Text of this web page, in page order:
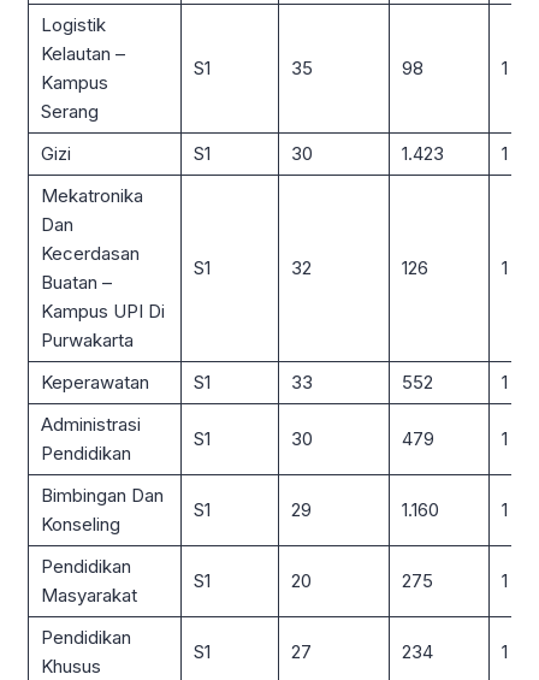
Logistik
Kelautan –
Kampus
Serang
S1 35 98 1 : 3
Gizi S1 30 1.423
1 :
Mekatronika
Dan
Kecerdasan
Buatan –
Kampus UPI Di
Purwakarta
S1 32 126 1 : 4
Keperawatan S1 33 552
1 : 17
Administrasi
Pendidikan
S1 30 479 1 : 16
Bimbingan Dan
Konseling
S1 29 1.160 1 :
Pendidikan
Masyarakat
S1 20 275 1 : 14
Pendidikan
Khusus
S1 27 234 1 : 9